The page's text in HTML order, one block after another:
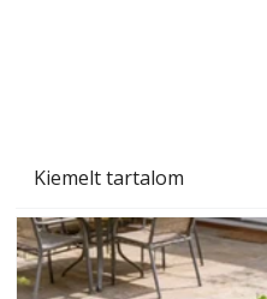
Kiemelt tartalom